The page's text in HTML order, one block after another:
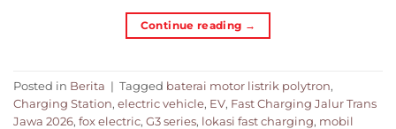
Continue reading →
Posted in Berita | Tagged baterai motor listrik polytron,
Charging Station, electric vehicle, EV, Fast Charging Jalur Trans
Jawa 2026, fox electric, G3 series, lokasi fast charging, mobil